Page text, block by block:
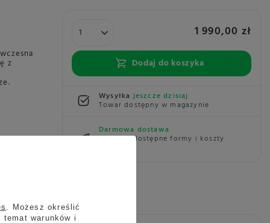
z
1 990,00 zł
Dodaj do koszyka
Wysyłkajeszcze dzisiaj
Towar dostępny w magazynie
Darmowa dostawa
Sprawdź dostępne formy i koszty
. Możesz określić
warunków i